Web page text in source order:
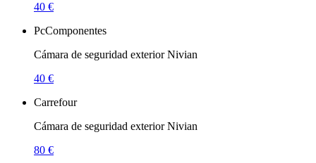
40 €
PcComponentes
Cámara de seguridad exterior Nivian
40 €
Carrefour
Cámara de seguridad exterior Nivian
80 €